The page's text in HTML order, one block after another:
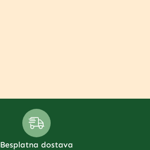
Besplatna dostava